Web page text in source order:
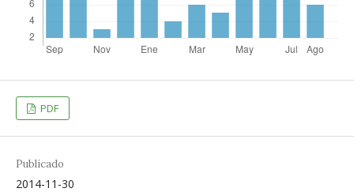
PDF
Publicado
2014-11-30